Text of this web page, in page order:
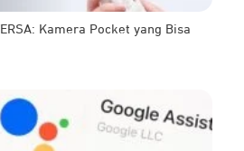
Kamera Pocket yang Bisa